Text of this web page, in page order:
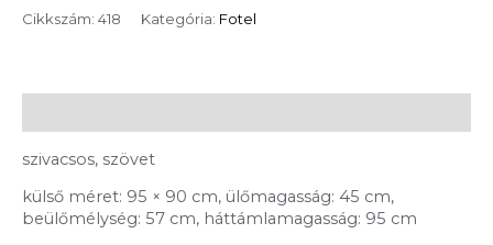
Cikkszám: 418 Kategória: Fotel
szivacsos, szövet
külső méret: 95 × 90 cm, ülőmagasság: 45 cm,
beülőmélység: 57 cm, háttámlamagasság: 95 cm